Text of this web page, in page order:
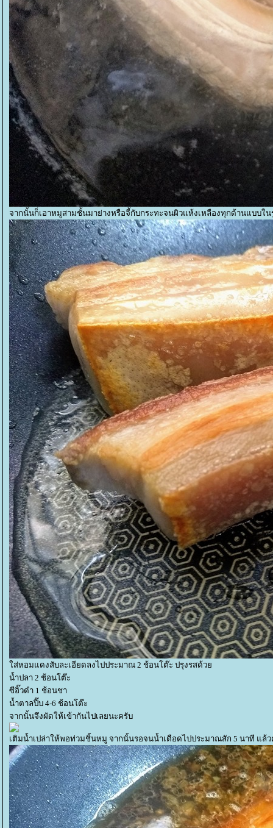
จากนั้นก็เอาหมูสามชั้นมาย่างหรือจี้กับกระทะจนผิวแห้งเหลืองทุกด้านแบบ
ส่หอมแดงสับละเอียดลงไปประมาณ 2 ช้อนโต๊ะ ปรุงรสด้ว
น้ำปลา 2 ช้อนโต๊ะ
ซีอิ๊วดำ 1 ช้อนชา
น้ำตาลปี๊บ 4-6 ช้อนโต๊ะ
จากนั้นจึงผัดให้เข้ากันไปเลยนะครับ
เติมน้ำเปล่าให้พอท่วมชิ้นหมู จากนั้นรอจนน้ำเดือดไปประมาณสัก 5 นาที แล้